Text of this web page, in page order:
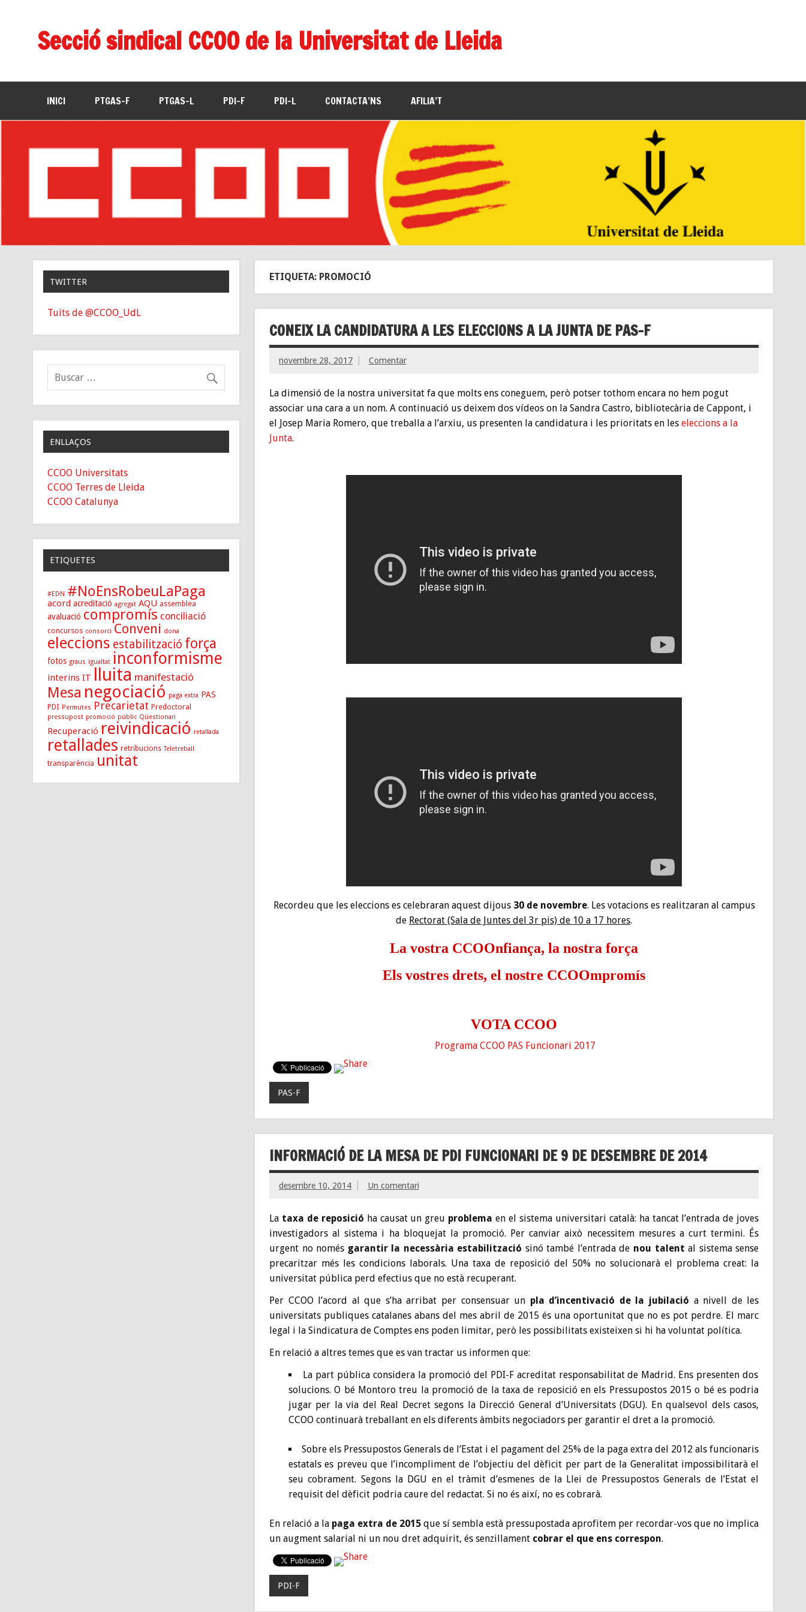
Secció sindical CCOO de la Universitat de Lleida
INICI PTGAS-F PTGAS-L PDI-F PDI-L CONTACTA’NS AFILIA’T
ETIQUETA: PROMOCIÓ
CONEIX LA CANDIDATURA A LES ELECCIONS A LA JUNTA DE PAS-F
novembre 28, 2017 Comentar
La dimensió de la nostra universitat fa que molts ens coneguem, però potser tothom encara no hem pogut
associar una cara a un nom. A continuació us deixem dos vídeos on la Sandra Castro, bibliotecària de Cappont, i
el Josep Maria Romero, que treballa a l’arxiu, us presenten la candidatura i les prioritats en les eleccions a la
Junta.
Recordeu que les eleccions es celebraran aquest dijous 30 de novembre. Les votacions es realitzaran al campus
de Rectorat (Sala de Juntes del 3r pis) de 10 a 17 hores.
La vostra CCOOnfiança, la nostra força
Els vostres drets, el nostre CCOOmpromís
VOTA CCOO
Programa CCOO PAS Funcionari 2017
PAS-F
INFORMACIÓ DE LA MESA DE PDI FUNCIONARI DE 9 DE DESEMBRE DE 2014
desembre 10, 2014 Un comentari
La taxa de reposició ha causat un greu problema en el sistema universitari català: ha tancat l’entrada de joves
investigadors al sistema i ha bloquejat la promoció. Per canviar això necessitem mesures a curt termini. És
urgent no només garantir la necessària estabilització sinó també l’entrada de nou talent al sistema sense
precaritzar més les condicions laborals. Una taxa de reposició del 50% no solucionarà el problema creat: la
universitat pública perd efectius que no està recuperant.
Per CCOO l’acord al que s’ha arribat per consensuar un pla d’incentivació de la jubilació a nivell de les
universitats publiques catalanes abans del mes abril de 2015 és una oportunitat que no es pot perdre. El marc
legal i la Sindicatura de Comptes ens poden limitar, però les possibilitats existeixen si hi ha voluntat política.
En relació a altres temes que es van tractar us informen que:
La part pública considera la promoció del PDI-F acreditat responsabilitat de Madrid. Ens presenten dos
solucions. O bé Montoro treu la promoció de la taxa de reposició en els Pressupostos 2015 o bé es podria
jugar per la via del Real Decret segons la Direcció General d’Universitats (DGU). En qualsevol dels casos,
CCOO continuarà treballant en els diferents àmbits negociadors per garantir el dret a la promoció.
Sobre els Pressupostos Generals de l’Estat i el pagament del 25% de la paga extra del 2012 als funcionaris
estatals es preveu que l’incompliment de l’objectiu del dèficit per part de la Generalitat impossibilitarà el
seu cobrament. Segons la DGU en el tràmit d’esmenes de la Llei de Pressupostos Generals de l’Estat el
requisit del dèficit podria caure del redactat. Si no és així, no es cobrarà.
En relació a la paga extra de 2015 que sí sembla està pressupostada aprofitem per recordar-vos que no implica
un augment salarial ni un nou dret adquirit, és senzillament cobrar el que ens correspon.
PDI-F
TWITTER
Tuits de @CCOO_UdL
ENLLAÇOS
CCOO Universitats
CCOO Terres de Lleida
CCOO Catalunya
ETIQUETES
#EDN #NoEnsRobeuLaPaga
acord acreditació agregat AQU assemblea
avaluació compromís conciliació
concursos consorci Conveni dona
eleccions estabilització força
fotos graus igualtat inconformisme
interins IT lluita manifestació
Mesa negociació paga extra PAS
PDI Permutes Precarietat Predoctoral
pressupost promoció públic Qüestionari
Recuperació reivindicació retallada
retallades retribucions Teletreball
transparència unitat